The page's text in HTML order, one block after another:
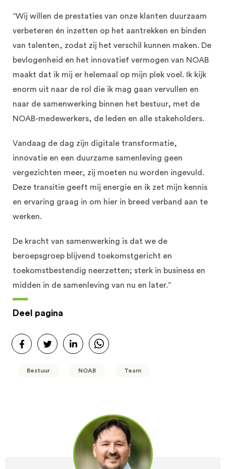
“Wij willen de prestaties van onze klanten duurzaam
verbeteren én inzetten op het aantrekken en binden
van talenten, zodat zij het verschil kunnen maken. De
bevlogenheid en het innovatief vermogen van NOAB
maakt dat ik mij er helemaal op mijn plek voel. Ik kijk
enorm uit naar de rol die ik mag gaan vervullen en
naar de samenwerking binnen het bestuur, met de
NOAB-medewerkers, de leden en alle stakeholders.
Vandaag de dag zijn digitale transformatie,
innovatie en een duurzame samenleving geen
vergezichten meer, zij moeten nu worden ingevuld.
Deze transitie geeft mij energie en ik zet mijn kennis
en ervaring graag in om hier in breed verband aan te
werken.
De kracht van samenwerking is dat we de
beroepsgroep blijvend toekomstgericht en
toekomstbestendig neerzetten; sterk in business en
midden in de samenleving van nu en later.”
Deel pagina
Bestuur NOAB Team